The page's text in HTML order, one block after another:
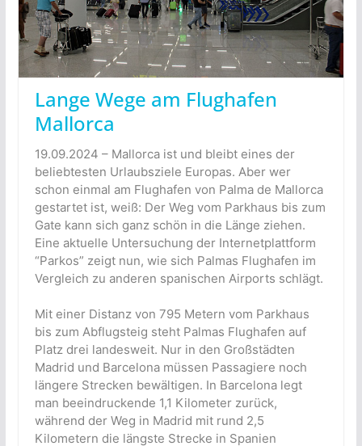
Lange Wege am Flughafen
Mallorca
19.09.2024 – Mallorca ist und bleibt eines der
beliebtesten Urlaubsziele Europas. Aber wer
schon einmal am Flughafen von Palma de Mallorca
gestartet ist, weiß: Der Weg vom Parkhaus bis zum
Gate kann sich ganz schön in die Länge ziehen.
Eine aktuelle Untersuchung der Internetplattform
“Parkos” zeigt nun, wie sich Palmas Flughafen im
Vergleich zu anderen spanischen Airports schlägt.
Mit einer Distanz von 795 Metern vom Parkhaus
bis zum Abflugsteig steht Palmas Flughafen auf
Platz drei landesweit. Nur in den Großstädten
Madrid und Barcelona müssen Passagiere noch
längere Strecken bewältigen. In Barcelona legt
man beeindruckende 1,1 Kilometer zurück,
während der Weg in Madrid mit rund 2,5
Kilometern die längste Strecke in Spanien